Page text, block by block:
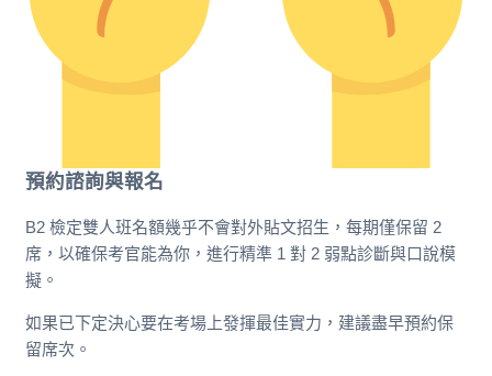
預約諮詢與報名
B2 檢定雙人班名額幾乎不會對外貼文招生，每期僅保留 2
席，以確保考官能為你，進行精準 1 對 2 弱點診斷與口說模
擬。
如果已下定決心要在考場上發揮最佳實力，建議盡早預約保
留席次。